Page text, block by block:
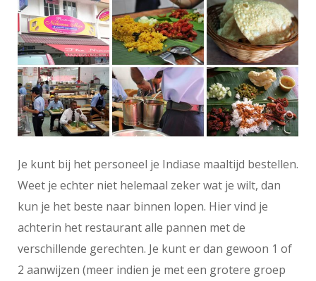
Je kunt bij het personeel je Indiase maaltijd bestellen.
Weet je echter niet helemaal zeker wat je wilt, dan
kun je het beste naar binnen lopen. Hier vind je
achterin het restaurant alle pannen met de
verschillende gerechten. Je kunt er dan gewoon 1 of
2 aanwijzen (meer indien je met een grotere groep